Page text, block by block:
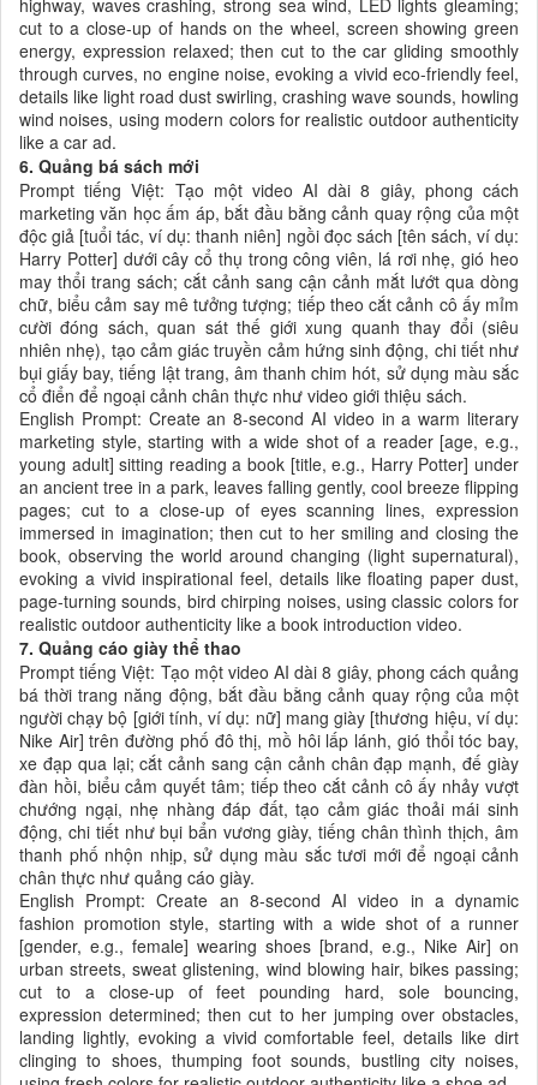
highway, waves crashing, strong sea wind, LED lights gleaming;
cut to a close-up of hands on the wheel, screen showing green
energy, expression relaxed; then cut to the car gliding smoothly
through curves, no engine noise, evoking a vivid eco-friendly feel,
details like light road dust swirling, crashing wave sounds, howling
wind noises, using modern colors for realistic outdoor authenticity
like a car ad.
6. Quảng bá sách mới
Prompt tiếng Việt: Tạo một video AI dài 8 giây, phong cách
marketing văn học ấm áp, bắt đầu bằng cảnh quay rộng của một
độc giả [tuổi tác, ví dụ: thanh niên] ngồi đọc sách [tên sách, ví dụ:
Harry Potter] dưới cây cổ thụ trong công viên, lá rơi nhẹ, gió heo
may thổi trang sách; cắt cảnh sang cận cảnh mắt lướt qua dòng
chữ, biểu cảm say mê tưởng tượng; tiếp theo cắt cảnh cô ấy mỉm
cười đóng sách, quan sát thế giới xung quanh thay đổi (siêu
nhiên nhẹ), tạo cảm giác truyền cảm hứng sinh động, chi tiết như
bụi giấy bay, tiếng lật trang, âm thanh chim hót, sử dụng màu sắc
cổ điển để ngoại cảnh chân thực như video giới thiệu sách.
English Prompt: Create an 8-second AI video in a warm literary
marketing style, starting with a wide shot of a reader [age, e.g.,
young adult] sitting reading a book [title, e.g., Harry Potter] under
an ancient tree in a park, leaves falling gently, cool breeze flipping
pages; cut to a close-up of eyes scanning lines, expression
immersed in imagination; then cut to her smiling and closing the
book, observing the world around changing (light supernatural),
evoking a vivid inspirational feel, details like floating paper dust,
page-turning sounds, bird chirping noises, using classic colors for
realistic outdoor authenticity like a book introduction video.
7. Quảng cáo giày thể thao
Prompt tiếng Việt: Tạo một video AI dài 8 giây, phong cách quảng
bá thời trang năng động, bắt đầu bằng cảnh quay rộng của một
người chạy bộ [giới tính, ví dụ: nữ] mang giày [thương hiệu, ví dụ:
Nike Air] trên đường phố đô thị, mồ hôi lấp lánh, gió thổi tóc bay,
xe đạp qua lại; cắt cảnh sang cận cảnh chân đạp mạnh, đế giày
đàn hồi, biểu cảm quyết tâm; tiếp theo cắt cảnh cô ấy nhảy vượt
chướng ngại, nhẹ nhàng đáp đất, tạo cảm giác thoải mái sinh
động, chi tiết như bụi bẩn vương giày, tiếng chân thình thịch, âm
thanh phố nhộn nhịp, sử dụng màu sắc tươi mới để ngoại cảnh
chân thực như quảng cáo giày.
English Prompt: Create an 8-second AI video in a dynamic
fashion promotion style, starting with a wide shot of a runner
[gender, e.g., female] wearing shoes [brand, e.g., Nike Air] on
urban streets, sweat glistening, wind blowing hair, bikes passing;
cut to a close-up of feet pounding hard, sole bouncing,
expression determined; then cut to her jumping over obstacles,
landing lightly, evoking a vivid comfortable feel, details like dirt
clinging to shoes, thumping foot sounds, bustling city noises,